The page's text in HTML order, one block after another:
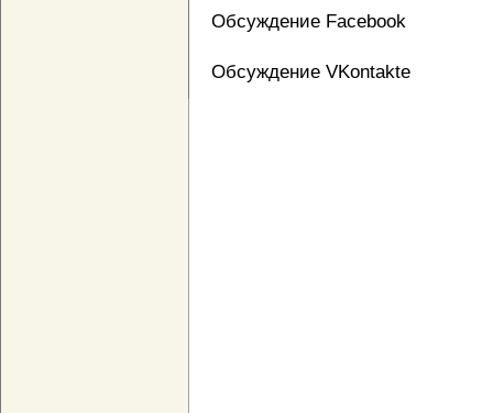
Обсуждение Facebook
Обсуждение VKontakte